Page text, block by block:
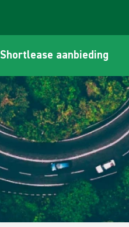
Shortlease aanbieding